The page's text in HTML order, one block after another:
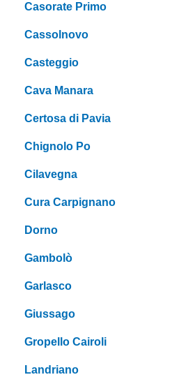
Casorate Primo
Cassolnovo
Casteggio
Cava Manara
Certosa di Pavia
Chignolo Po
Cilavegna
Cura Carpignano
Dorno
Gambolò
Garlasco
Giussago
Gropello Cairoli
Landriano